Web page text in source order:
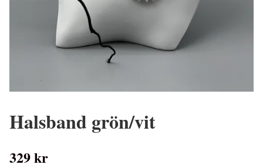
Halsband grön/vit
329 kr